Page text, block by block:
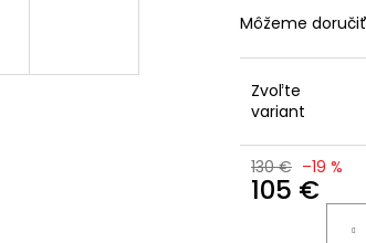
Môžeme
Zvoľte
variant
130 € –19 %
105 €
Jednotková